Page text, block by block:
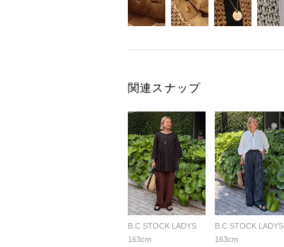
関連スナップ
B.C STOCK LADYS
163cm
B.C STOCK LADYS
163cm